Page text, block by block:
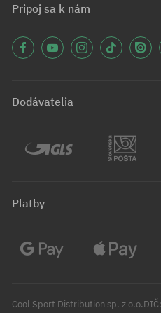
Pripoj sa k nám
Dodávatelia
Platby
Cool Sport Distribution sp. z